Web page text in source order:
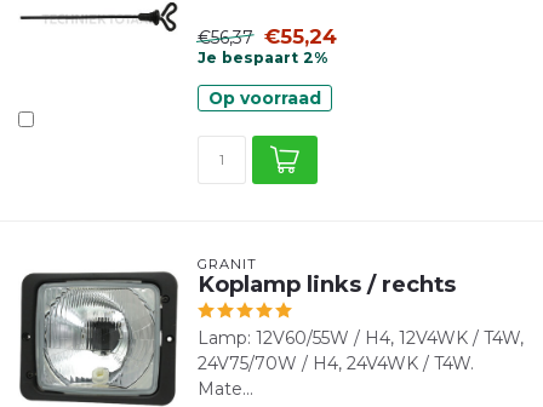
€56,37 €55,24
Je bespaart 2%
Op voorraad
GRANIT
Koplamp links / rechts
Lamp: 12V60/55W / H4, 12V4WK / T4W,
24V75/70W / H4, 24V4WK / T4W.
Mate...